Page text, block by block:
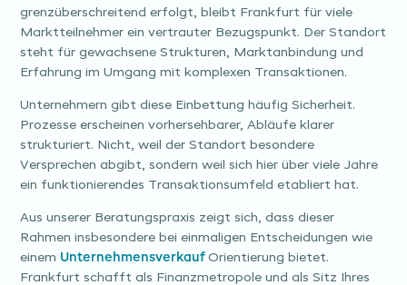
grenzüberschreitend erfolgt, bleibt Frankfurt für viele
Marktteilnehmer ein vertrauter Bezugspunkt. Der Standort
steht für gewachsene Strukturen, Marktanbindung und
Erfahrung im Umgang mit komplexen Transaktionen.
Unternehmern gibt diese Einbettung häufig Sicherheit.
Prozesse erscheinen vorhersehbarer, Abläufe klarer
strukturiert. Nicht, weil der Standort besondere
Versprechen abgibt, sondern weil sich hier über viele Jahre
ein funktionierendes Transaktionsumfeld etabliert hat.
Aus unserer Beratungspraxis zeigt sich, dass dieser
Rahmen insbesondere bei einmaligen Entscheidungen wie
einem UnternehmensverkaufOrientierung bietet.
Frankfurt schafft als Finanzmetropole und als Sitz Ihres